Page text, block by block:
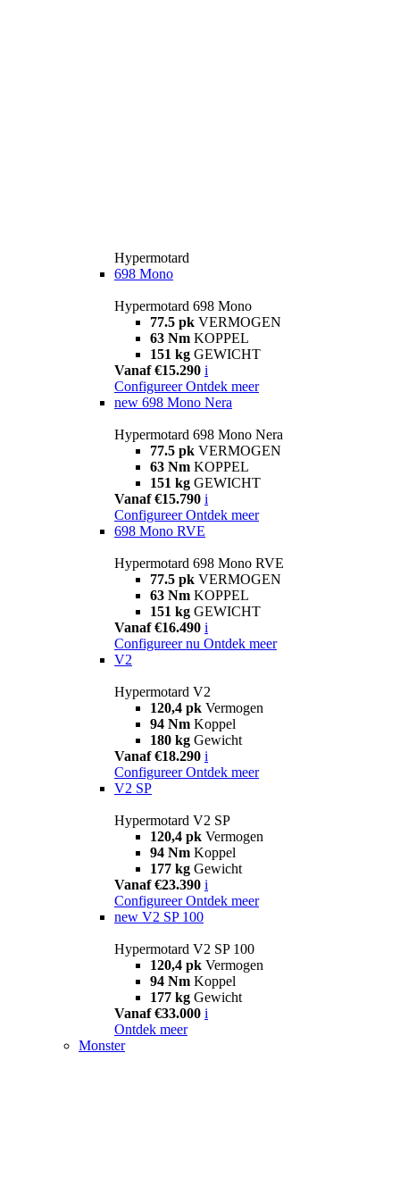
Hypermotard
698 Mono
Hypermotard 698 Mono
77.5 pk VERMOGEN
63 Nm KOPPEL
151 kg GEWICHT
Vanaf €15.290 i
Configureer Ontdek meer
new 698 Mono Nera
Hypermotard 698 Mono Nera
77.5 pk VERMOGEN
63 Nm KOPPEL
151 kg GEWICHT
Vanaf €15.790 i
Configureer Ontdek meer
698 Mono RVE
Hypermotard 698 Mono RVE
77.5 pk VERMOGEN
63 Nm KOPPEL
151 kg GEWICHT
Vanaf €16.490 i
Configureer nu Ontdek meer
V2
Hypermotard V2
120,4 pk Vermogen
94 Nm Koppel
180 kg Gewicht
Vanaf €18.290 i
Configureer Ontdek meer
V2 SP
Hypermotard V2 SP
120,4 pk Vermogen
94 Nm Koppel
177 kg Gewicht
Vanaf €23.390 i
Configureer Ontdek meer
new V2 SP 100
Hypermotard V2 SP 100
120,4 pk Vermogen
94 Nm Koppel
177 kg Gewicht
Vanaf €33.000 i
Ontdek meer
Monster